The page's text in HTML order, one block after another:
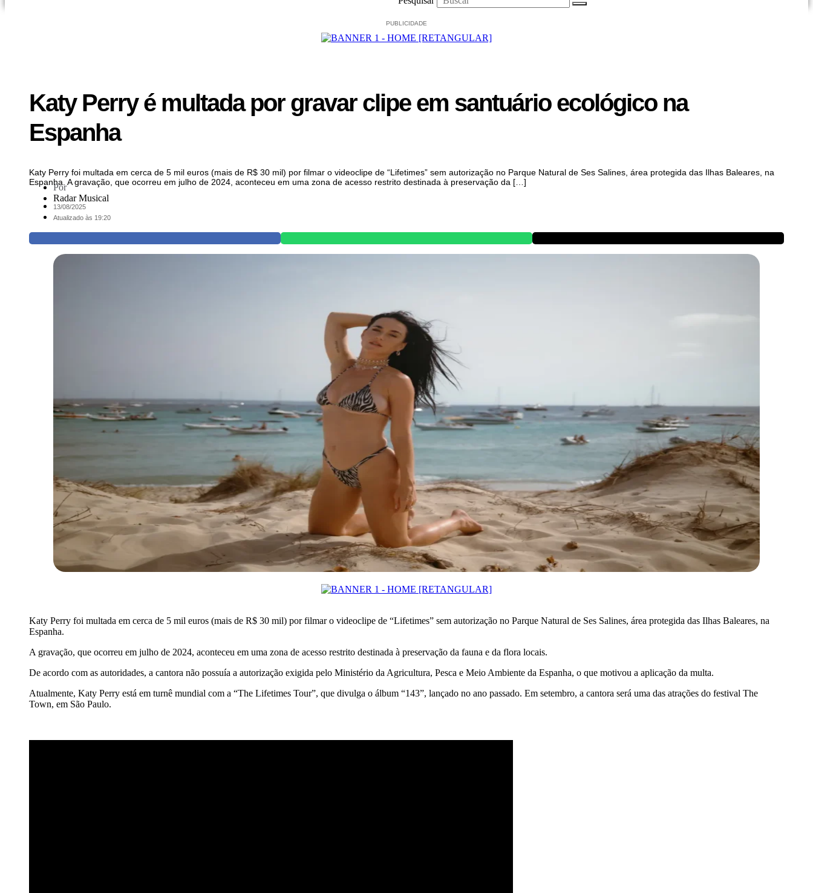
PUBLICIDADE
Katy Perry é multada por gravar clipe em santuário ecológico na
Espanha
Katy Perry foi multada em cerca de 5 mil euros (mais de R$ 30 mil) por filmar o videoclipe de “Lifetimes” sem autorização no Parque Natural de Ses Salines, área protegida das Ilhas Baleares, na
Espanha. A gravação, que ocorreu em julho de 2024, aconteceu em uma zona de acesso restrito destinada à preservação da […]
Por
Radar Musical
13/08/2025
Atualizado às 19:20
Katy Perry foi multada em cerca de 5 mil euros (mais de R$ 30 mil) por filmar o videoclipe de “Lifetimes” sem autorização no Parque Natural de Ses Salines, área protegida das Ilhas Baleares, na
Espanha.
A gravação, que ocorreu em julho de 2024, aconteceu em uma zona de acesso restrito destinada à preservação da fauna e da flora locais.
De acordo com as autoridades, a cantora não possuía a autorização exigida pelo Ministério da Agricultura, Pesca e Meio Ambiente da Espanha, o que motivou a aplicação da multa.
Atualmente, Katy Perry está em turnê mundial com a “The Lifetimes Tour”, que divulga o álbum “143”, lançado no ano passado. Em setembro, a cantora será uma das atrações do festival The
Town, em São Paulo.